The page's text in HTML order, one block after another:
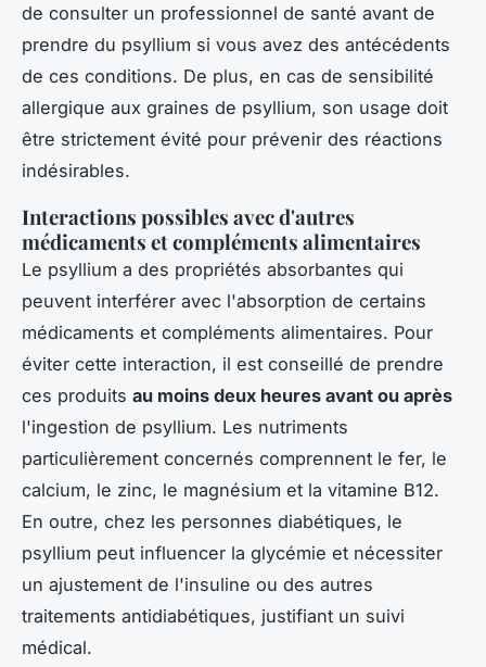
de consulter un professionnel de santé avant de
prendre du psyllium si vous avez des antécédents
de ces conditions. De plus, en cas de sensibilité
allergique aux graines de psyllium, son usage doit
être strictement évité pour prévenir des réactions
indésirables.
Interactions possibles avec d'autres
médicaments et compléments alimentaires
Le psyllium a des propriétés absorbantes qui
peuvent interférer avec l'absorption de certains
médicaments et compléments alimentaires. Pour
éviter cette interaction, il est conseillé de prendre
ces produits au moins deux heures avant ou après
l'ingestion de psyllium. Les nutriments
particulièrement concernés comprennent le fer, le
calcium, le zinc, le magnésium et la vitamine B12.
En outre, chez les personnes diabétiques, le
psyllium peut influencer la glycémie et nécessiter
un ajustement de l'insuline ou des autres
traitements antidiabétiques, justifiant un suivi
médical.